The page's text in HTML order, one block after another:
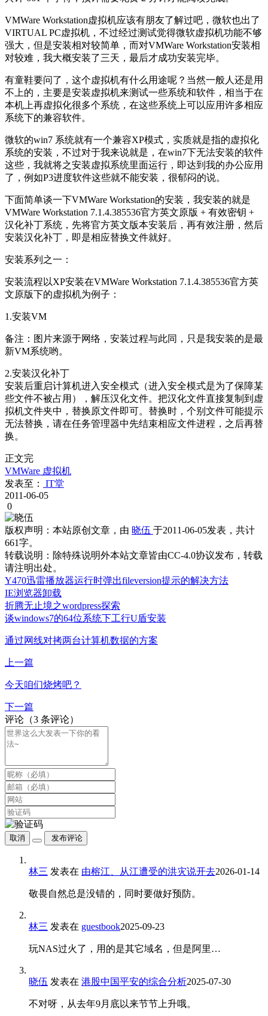
VMWare Workstation虚拟机应该有朋友了解过吧，微软也出了
VIRTUAL PC虚拟机，不过经过测试觉得微软虚拟机功能不够
强大，但是安装相对较简单，而对VMWare Workstation安装相
对较难，我大概安装了三天，最后才成功安装完毕。
有童鞋要问了，这个虚拟机有什么用途呢？当然一般人还是用
不上的，主要是安装虚拟机来测试一些系统和软件，相当于在
本机上再虚拟化很多个系统，在这些系统上可以应用许多相应
系统下的兼容软件。
微软的win7 系统就有一个兼容XP模式，实质就是指的虚拟化
系统的安装，不过对于我来说就是，在win7下无法安装的软件
这些，我就将之安装虚拟系统里面运行，即达到我的办公应用
了，例如P3进度软件这些就不能安装，很郁闷的说。
下面简单谈一下VMWare Workstation的安装，我安装的就是
VMWare Workstation 7.1.4.385536官方英文原版 + 有效密钥 +
汉化补丁系统，先将官方英文版本安装后，再有效注册，然后
安装汉化补丁，即是相应替换文件就好。
安装系列之一：
安装流程以XP安装在VMWare Workstation 7.1.4.385536官方英
文原版下的虚拟机为例子：
1.安装VM
备注：图片来源于网络，安装过程与此同，只是我安装的是最
新VM系统哟。
2.安装汉化补丁
安装后重启计算机进入安全模式（进入安全模式是为了保障某
些文件不被占用），解压汉化文件。把汉化文件直接复制到虚
拟机文件夹中，替换原文件即可。替换时，个别文件可能提示
无法替换，请在任务管理器中先结束相应文件进程，之后再替
换。
正文完
VMWare 虚拟机
发表至：
IT堂
2011-06-05
0
版权声明： 本站原创文章，由 晓伍 于2011-06-05发表，共计
661字。
转载说明： 除特殊说明外本站文章皆由CC-4.0协议发布，转载
请注明出处。
Y470迅雷播放器运行时弹出fileversion提示的解决方法
IE浏览器卸载
折腾无止境之wordpress探索
谈windows7的64位系统下工行U盾安装
通过网线对拷两台计算机数据的方案
上一篇
今天咱们烧烤吧？
下一篇
评论（3 条评论）
取消 发布评论
林三 发表在 由榕江、从江遭受的洪灾说开去2026-01-14
敬畏自然总是没错的，同时要做好预防。
林三 发表在 guestbook2025-09-23
玩NAS过火了，用的是其它域名，但是阿里…
晓伍 发表在 港股中国平安的综合分析2025-07-30
不对呀，从去年9月底以来节节上升哦。